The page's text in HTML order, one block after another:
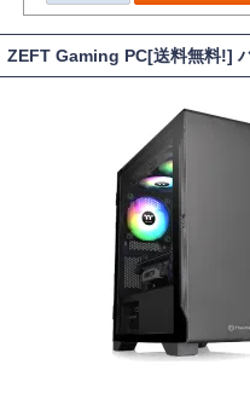
ZEFT Gaming PC[送料無料!]